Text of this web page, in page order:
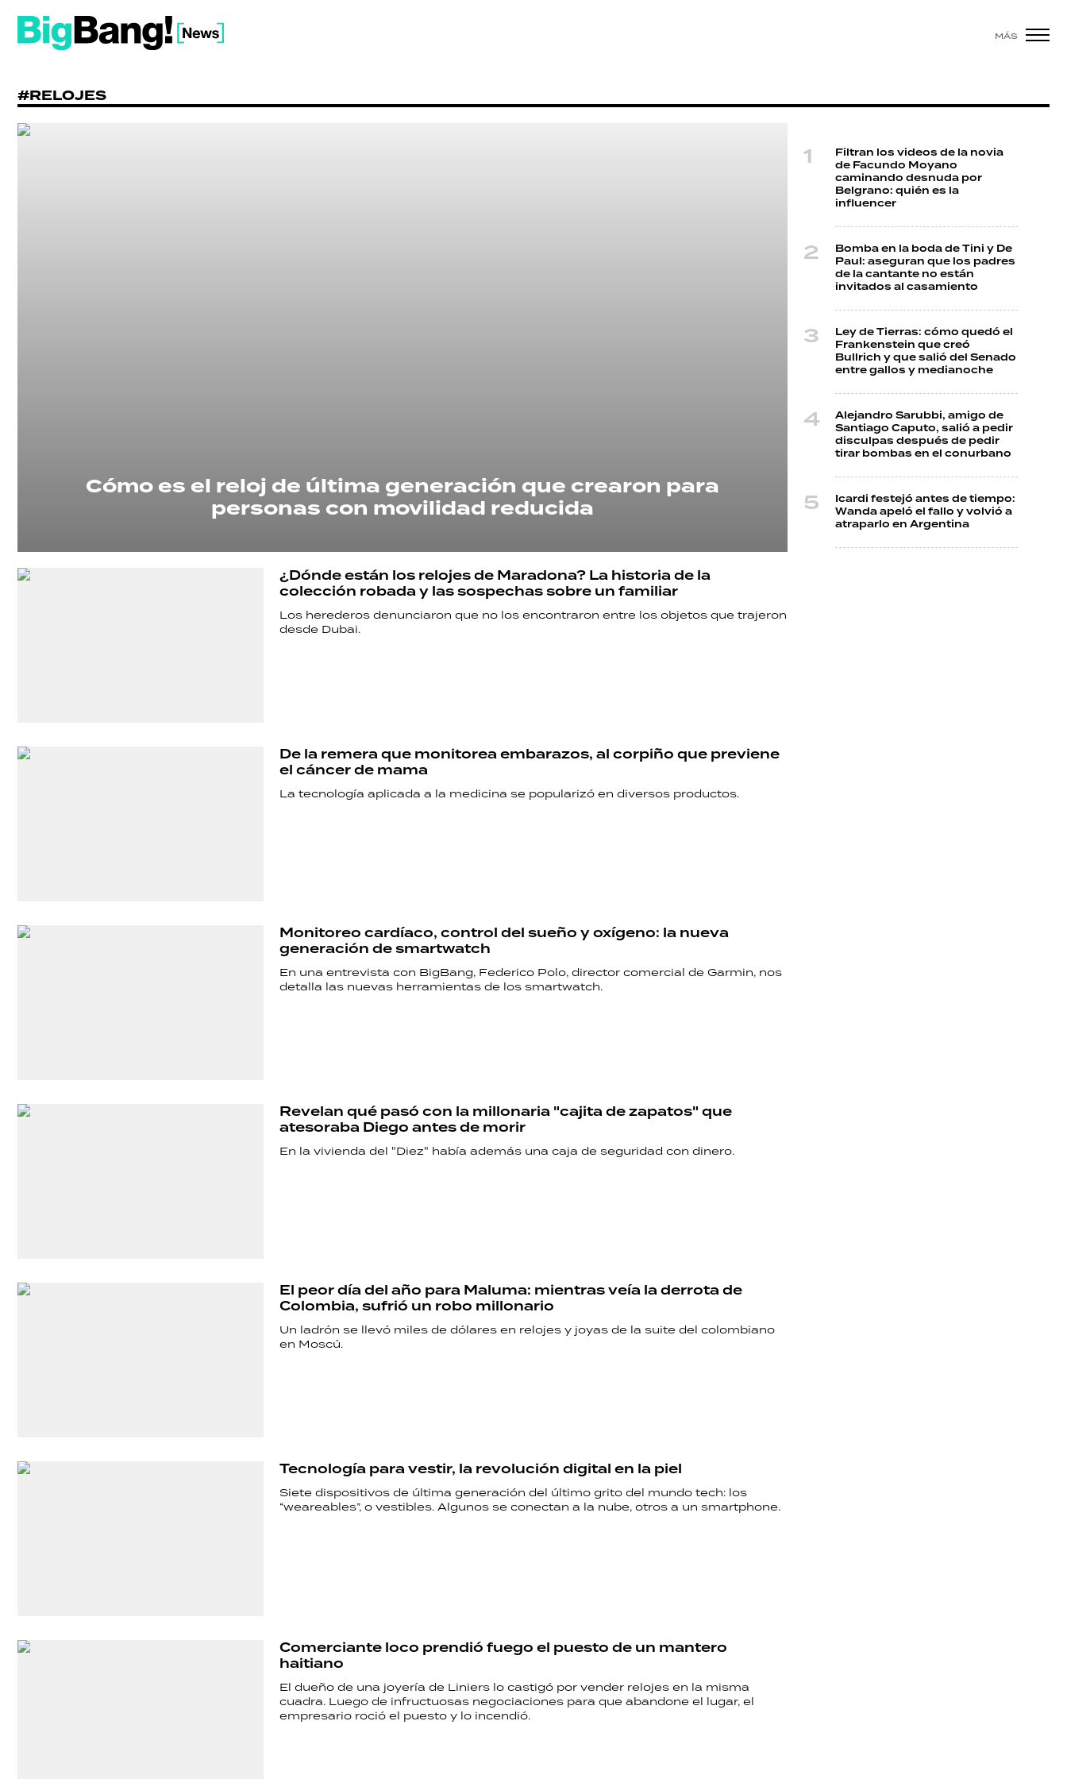
MÁS
#RELOJES
Cómo es el reloj de última generación que crearon para
personas con movilidad reducida
¿Dónde están los relojes de Maradona? La historia de la
colección robada y las sospechas sobre un familiar
Los herederos denunciaron que no los encontraron entre los objetos que trajeron
desde Dubai.
De la remera que monitorea embarazos, al corpiño que previene
el cáncer de mama
La tecnología aplicada a la medicina se popularizó en diversos productos.
Monitoreo cardíaco, control del sueño y oxígeno: la nueva
generación de smartwatch
En una entrevista con BigBang, Federico Polo, director comercial de Garmin, nos
detalla las nuevas herramientas de los smartwatch.
Revelan qué pasó con la millonaria "cajita de zapatos" que
atesoraba Diego antes de morir
En la vivienda del "Diez" había además una caja de seguridad con dinero.
El peor día del año para Maluma: mientras veía la derrota de
Colombia, sufrió un robo millonario
Un ladrón se llevó miles de dólares en relojes y joyas de la suite del colombiano
en Moscú.
Tecnología para vestir, la revolución digital en la piel
Siete dispositivos de última generación del último grito del mundo tech: los
“weareables”, o vestibles. Algunos se conectan a la nube, otros a un smartphone.
Comerciante loco prendió fuego el puesto de un mantero
haitiano
El dueño de una joyería de Liniers lo castigó por vender relojes en la misma
cuadra. Luego de infructuosas negociaciones para que abandone el lugar, el
empresario roció el puesto y lo incendió.
Filtran los videos de la novia
de Facundo Moyano
caminando desnuda por
Belgrano: quién es la
influencer
Bomba en la boda de Tini y De
Paul: aseguran que los padres
de la cantante no están
invitados al casamiento
Ley de Tierras: cómo quedó el
Frankenstein que creó
Bullrich y que salió del Senado
entre gallos y medianoche
Alejandro Sarubbi, amigo de
Santiago Caputo, salió a pedir
disculpas después de pedir
tirar bombas en el conurbano
Icardi festejó antes de tiempo:
Wanda apeló el fallo y volvió a
atraparlo en Argentina
SHOW
POLICIALES
PALABRAS
HORÓSCOPO